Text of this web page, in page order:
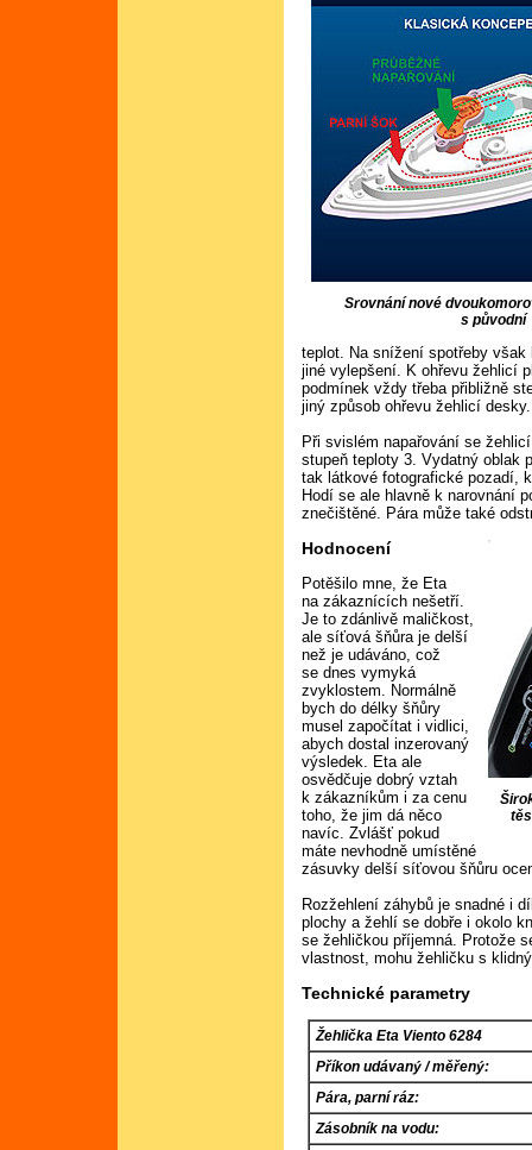
Srovnání nové
s původní
teplot. Na snížení spotřeby
jiné vylepšení. K ohřevu žehlicí
podmínek vždy třeba přibližně
jiný způsob ohřevu žehlicí desky.
Při svislém napařování se
stupeň teploty 3. Vydatný oblak
tak látkové fotografické pozadí,
Hodí se ale hlavně k narovnání
znečištěné. Pára může také
Hodnocení
Potěšilo mne, že Eta
na zákaznících nešetří.
Je to zdánlivě maličkost,
ale síťová šňůra je delší
než je udáváno, což
se dnes vymyká
zvyklostem. Normálně
bych do délky šňůry
musel započítat i vidlici,
abych dostal inzerovaný
výsledek. Eta ale
osvědčuje dobrý vztah
k zákazníkům i za cenu
toho, že jim dá něco
navíc. Zvlášť pokud
máte nevhodně umístěné
zásuvky delší síťovou šňůru
Rozžehlení záhybů je snadné i
plochy a žehlí se dobře i okolo
se žehličkou příjemná. Protože
vlastnost, mohu žehličku s
Technické parametry
Žehlička Eta Viento 6284
Příkon udávaný / měřený:
Pára, parní ráz:
Zásobník na vodu: